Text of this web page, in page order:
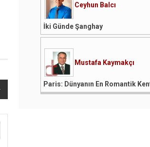
Ceyhun Balcı
İki Günde Şanghay
Mustafa Kaymakçı
Paris: Dünyanın En Romantik